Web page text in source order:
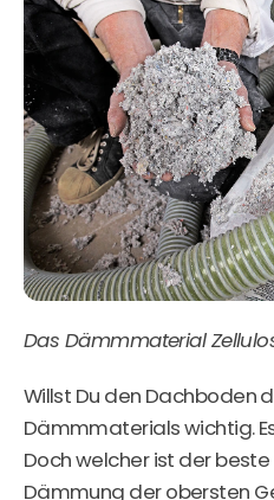
Das Dämmmaterial
Willst Du den Dachboden
Dämmmaterials wichtig.
Doch welcher ist der
Dämmung der obersten